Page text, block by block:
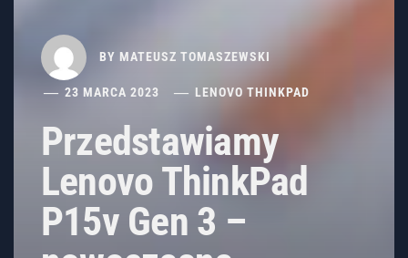
BY MATEUSZ TOMASZEWSKI
23 MARCA 2023 LENOVO THINKPAD
Przedstawiamy
Lenovo ThinkPad
P15v Gen 3 –